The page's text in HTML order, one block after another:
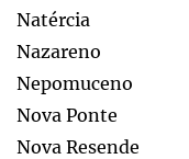
Natércia
Nazareno
Nepomuceno
Nova Ponte
Nova Resende